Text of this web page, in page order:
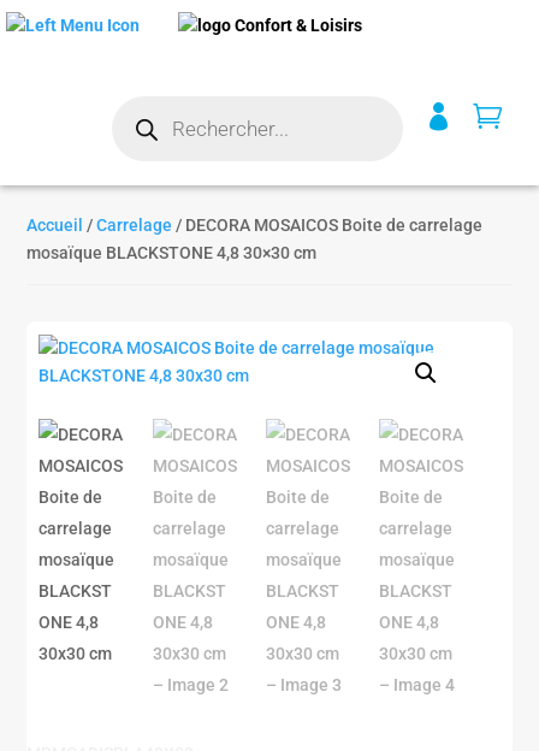
produits
 
Accueil /Carrelage / DECORA MOSAICOS Boite de carrelage
mosaïque BLACKSTONE 4,8 30×30 cm